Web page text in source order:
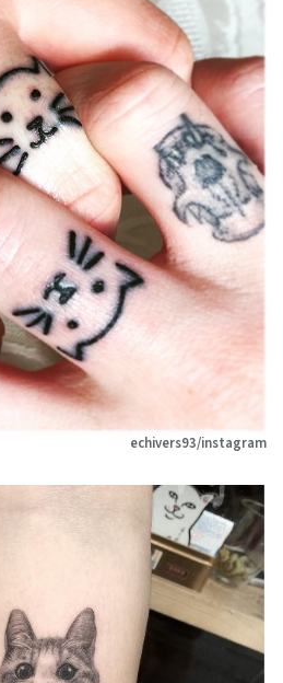
echivers93/instagram